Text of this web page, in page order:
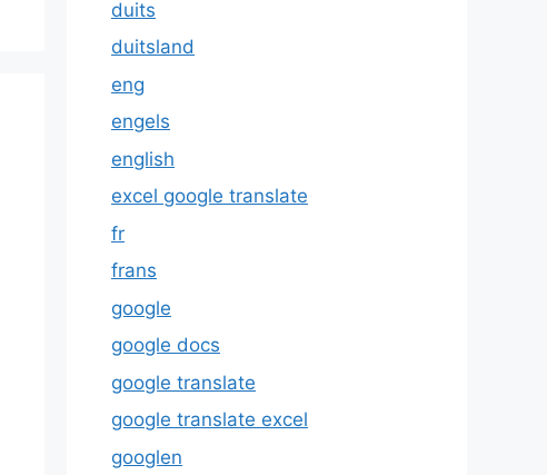
duits
duitsland
eng
engels
english
excel google translate
fr
frans
google
google docs
google translate
google translate excel
googlen